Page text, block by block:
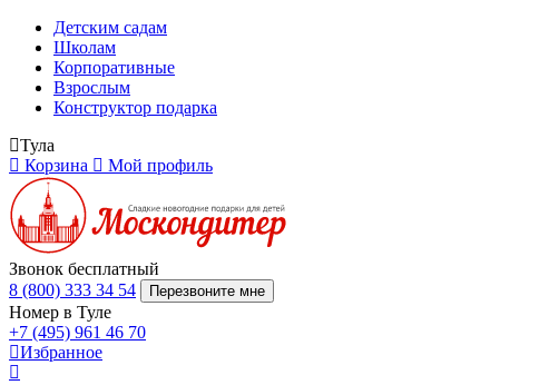
Детским садам
Школам
Корпоративные
Взрослым
Конструктор подарка
Тула
Корзина
Мой профиль
Звонок бесплатный
8 (800) 333 34 54
Перезвоните мне
Номер в Туле
+7 (495) 961 46 70
Избранное